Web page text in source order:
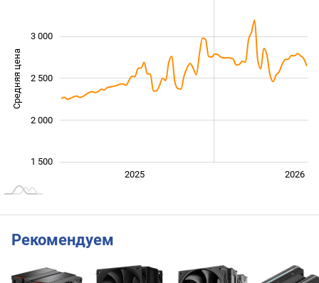
Средняя цена 1 500
1 500
2 000
2 500
3 000
2025 2026
Рекомендуем